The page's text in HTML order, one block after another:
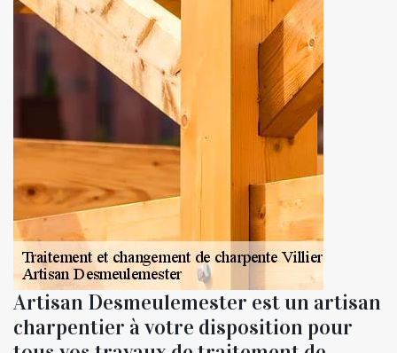
Artisan Desmeulemester est un artisan
charpentier à votre disposition pour